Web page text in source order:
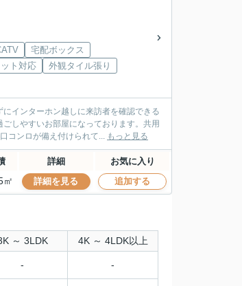
宅配ボックス
ト対応
外観タイル張り
インターホン越しに来訪者を確認できる
しやすいお部屋になっております。共用
コンロが備え付けられて... もっと見る
詳細 お気に入り
㎡ 詳細を見る 追加する
～ 3LDK 4K ～ 4LDK以上
- -